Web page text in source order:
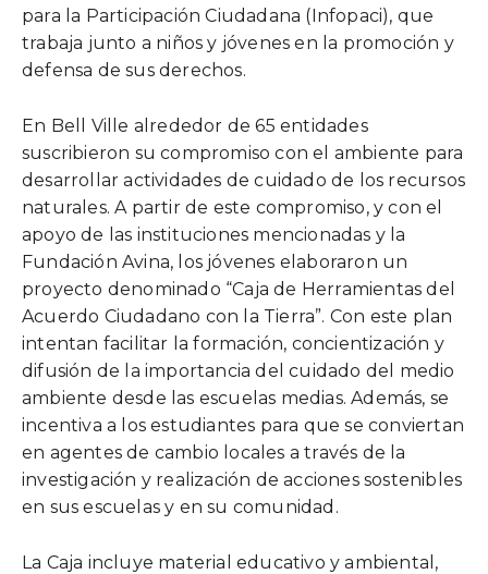
para la Participación Ciudadana (Infopaci), que
trabaja junto a niños y jóvenes en la promoción y
defensa de sus derechos.
En Bell Ville alrededor de 65 entidades
suscribieron su compromiso con el ambiente para
desarrollar actividades de cuidado de los recursos
naturales. A partir de este compromiso, y con el
apoyo de las instituciones mencionadas y la
Fundación Avina, los jóvenes elaboraron un
proyecto denominado “Caja de Herramientas del
Acuerdo Ciudadano con la Tierra”. Con este plan
intentan facilitar la formación, concientización y
difusión de la importancia del cuidado del medio
ambiente desde las escuelas medias. Además, se
incentiva a los estudiantes para que se conviertan
en agentes de cambio locales a través de la
investigación y realización de acciones sostenibles
en sus escuelas y en su comunidad.
La Caja incluye material educativo y ambiental,